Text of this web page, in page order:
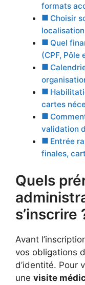
formats
Choisir
Quel
(CPF, Pôle
cartes
validation
Entrée
finales,
Quels
s’inscrire
Avant
vos obligations
d’identité. Pour
une visite